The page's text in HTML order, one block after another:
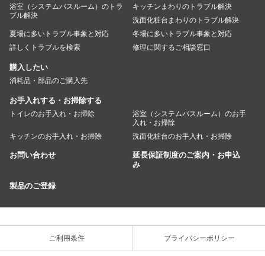
浴室（システムバスルーム）のトラ
ブル解決
キッチンまわりのトラブル解決
洗面化粧台まわりのトラブル解決
夏場に多いトラブル事象と対応
冬場に多いトラブル事象と対応
詳しくトラブルを検索
修理に関するご相談窓口
購入したい
消耗品・部品のご購入先
お手入れする・お掃除する
トイレのお手入れ・お掃除
浴室（システムバスルーム）のお手
入れ・お掃除
キッチンのお手入れ・お掃除
洗面化粧台のお手入れ・お掃除
お問い合わせ
延長保証制度のご案内・お申込
み
製品のご登録
ご利用条件 プライバシーポリシー